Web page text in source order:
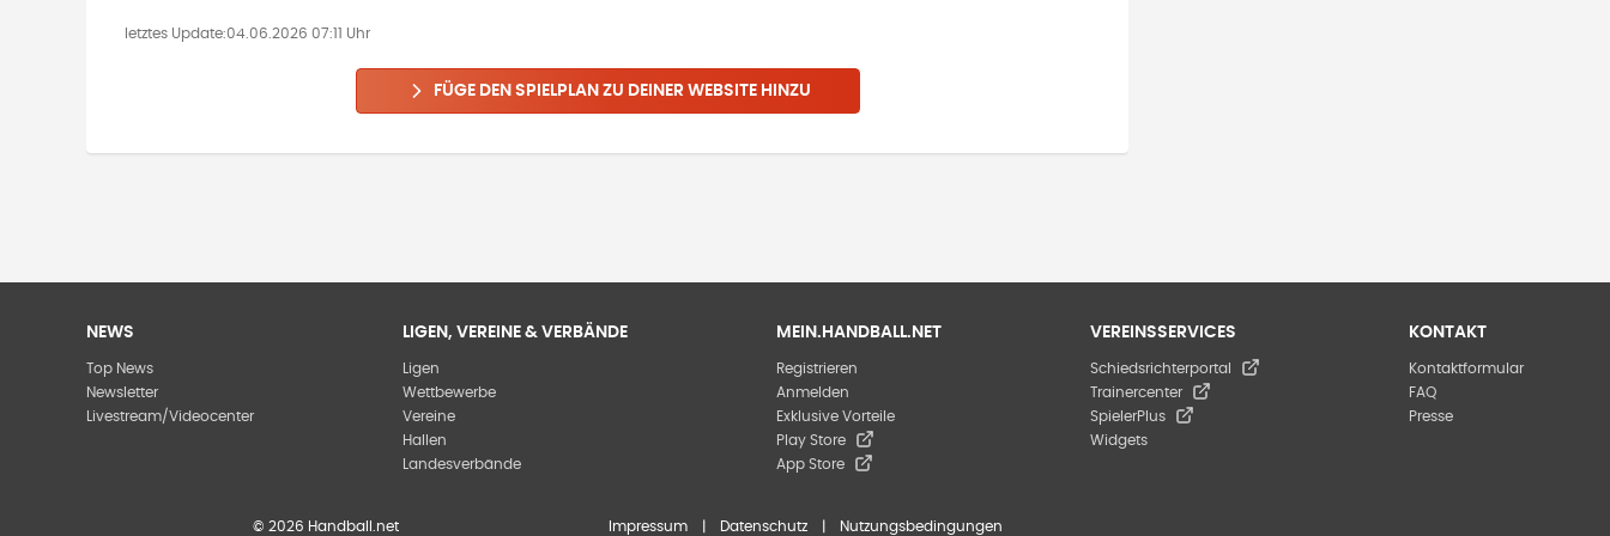
letztes Update:04.06.2026 07:11 Uhr
FÜGE DEN SPIELPLAN ZU DEINER WEBSITE HINZU
NEWS
Top News
Newsletter
Livestream/Videocenter
LIGEN, VEREINE & VERBÄNDE
Ligen
Wettbewerbe
Vereine
Hallen
Landesverbände
MEIN.HANDBALL.NET
Registrieren
Anmelden
Exklusive Vorteile
Play Store
App Store
VEREINSSERVICES
Schiedsrichterportal
Trainercenter
SpielerPlus
Widgets
KONTAKT
Kontaktformular
FAQ
Presse
© 2026 Handball.net Impressum Datenschutz Nutzungsbedingungen